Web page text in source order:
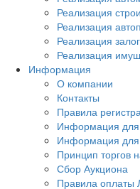
Реализация
Реализация
Реализация
Реализация
Информация
О компании
Контакты
Правила
Информация для
Информация
Принцип торгов
Сбор Аукциона
Правила оплаты